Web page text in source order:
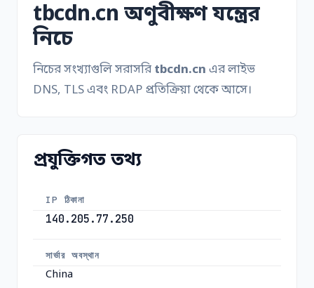
tbcdn.cn অণুবীক্ষণ যন্ত্রের
নিচে
নিচের সংখ্যাগুলি সরাসরি tbcdn.cn এর লাইভ
DNS, TLS এবং RDAP প্রতিক্রিয়া থেকে আসে।
প্রযুক্তিগত তথ্য
IP ঠিকানা
140.205.77.250
সার্ভার অবস্থান
China